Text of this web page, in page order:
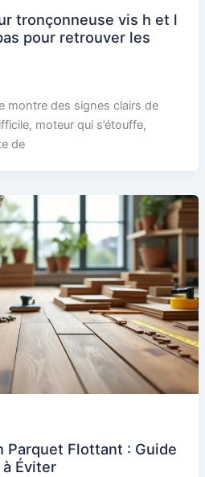
tronçonneuse vis h et l
pour retrouver les
montre des signes clairs de
moteur qui s’étouffe,
de
Parquet Flottant : Guide
Éviter